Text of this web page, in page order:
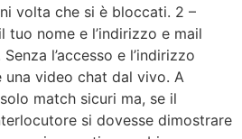
volta che si è bloccati. 2 –
tuo nome e l’indirizzo e mail
l’accesso e l’indirizzo
video chat dal vivo. A
match sicuri ma, se il
si dovesse dimostrare